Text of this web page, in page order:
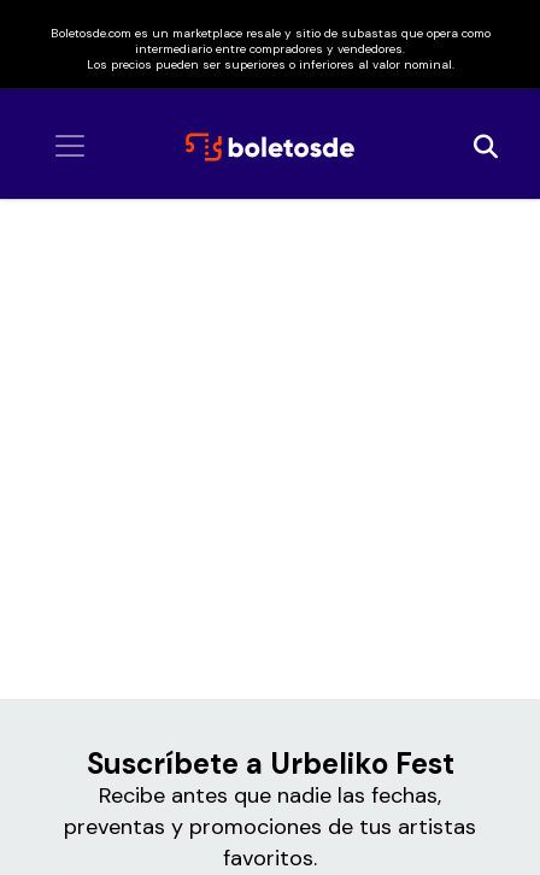
Boletosde.com es un marketplace resale y sitio de subastas que opera como
intermediario entre compradores y vendedores.
Los precios pueden ser superiores o inferiores al valor nominal.
Suscríbete a Urbeliko Fest
Recibe antes que nadie las fechas,
preventas y promociones de tus artistas
favoritos.